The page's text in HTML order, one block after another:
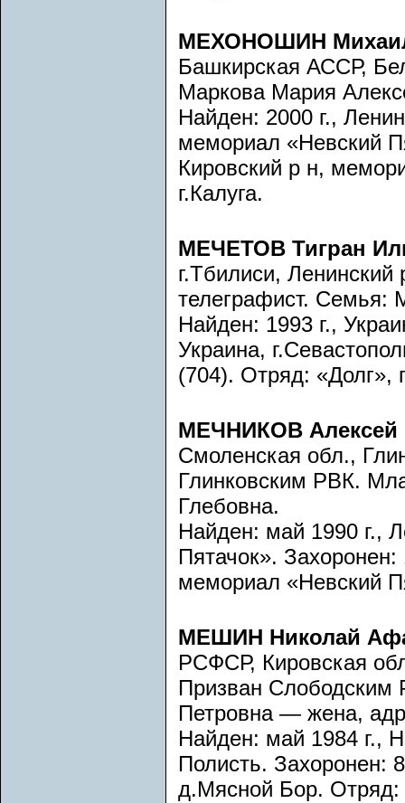
МЕХОНОШИН
Башкирская АССР,
Маркова Мария
Найден: 2000 г.,
мемориал «Невский
Кировский р н,
г.Калуга.
МЕЧЕТОВ Тигран
г.Тбилиси,
телеграфист. Семья:
Найден: 1993 г.,
Украина,
(704). Отряд: «Долг»,
МЕЧНИКОВ Алексей
Смоленская обл.,
Глинковским РВК.
Глебовна.
Найден: май 1990 г.,
Пятачок».
мемориал «Невский
МЕШИН Николай
РСФСР, Кировская
Призван
Петровна — жена,
Найден: май 1984 г.,
Полисть. Захоронен:
д.Мясной Бор. Отряд: